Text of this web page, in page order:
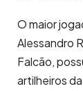
O maior
Alessandro
Falcão,
artilheiros